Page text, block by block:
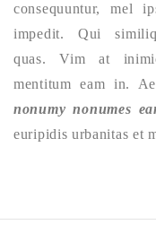
consequuntur, mel
impedit. Qui
quas. Vim at
mentitum eam in.
nonumy nonumes
euripidis urbanitas et